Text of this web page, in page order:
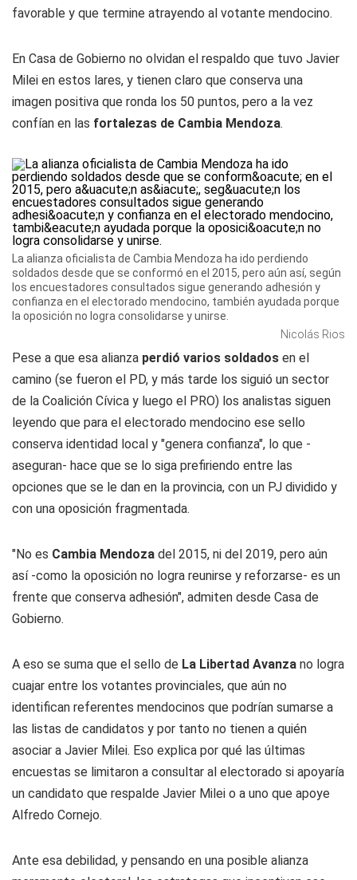
favorable y que termine atrayendo al votante mendocino.
En Casa de Gobierno no olvidan el respaldo que tuvo Javier
Milei en estos lares, y tienen claro que conserva una
imagen positiva que ronda los 50 puntos, pero a la vez
confían en las fortalezas de Cambia Mendoza.
La alianza oficialista de Cambia Mendoza ha ido perdiendo
soldados desde que se conformó en el 2015, pero aún así, según
los encuestadores consultados sigue generando adhesión y
confianza en el electorado mendocino, también ayudada porque
la oposición no logra consolidarse y unirse.
Nicolás Rios
Pese a que esa alianza perdió varios soldados en el
camino (se fueron el PD, y más tarde los siguió un sector
de la Coalición Cívica y luego el PRO) los analistas siguen
leyendo que para el electorado mendocino ese sello
conserva identidad local y "genera confianza", lo que -
aseguran- hace que se lo siga prefiriendo entre las
opciones que se le dan en la provincia, con un PJ dividido y
con una oposición fragmentada.
"No es Cambia Mendoza del 2015, ni del 2019, pero aún
así -como la oposición no logra reunirse y reforzarse- es un
frente que conserva adhesión", admiten desde Casa de
Gobierno.
A eso se suma que el sello de La Libertad Avanza no logra
cuajar entre los votantes provinciales, que aún no
identifican referentes mendocinos que podrían sumarse a
las listas de candidatos y por tanto no tienen a quién
asociar a Javier Milei. Eso explica por qué las últimas
encuestas se limitaron a consultar al electorado si apoyaría
un candidato que respalde Javier Milei o a uno que apoye
Alfredo Cornejo.
Ante esa debilidad, y pensando en una posible alianza